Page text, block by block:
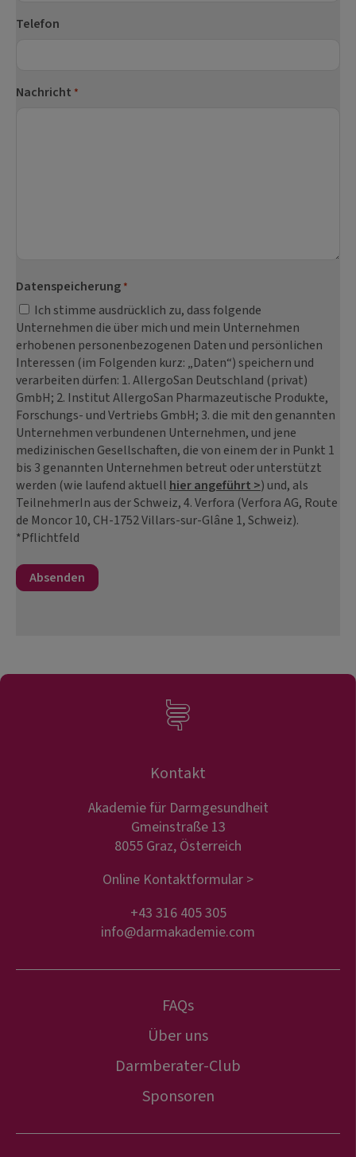
Telefon
Nachricht *
Datenspeicherung *
Ich stimme ausdrücklich zu, dass folgende
Unternehmen die über mich und mein Unternehmen
erhobenen personenbezogenen Daten und persönlichen
Interessen (im Folgenden kurz: „Daten“) speichern und
verarbeiten dürfen: 1. AllergoSan Deutschland (privat)
GmbH; 2. Institut AllergoSan Pharmazeutische Produkte,
Forschungs- und Vertriebs GmbH; 3. die mit den genannten
Unternehmen verbundenen Unternehmen, und jene
medizinischen Gesellschaften, die von einem der in Punkt 1
bis 3 genannten Unternehmen betreut oder unterstützt
werden (wie laufend aktuell hier angeführt >) und, als
TeilnehmerIn aus der Schweiz, 4. Verfora (Verfora AG, Route
de Moncor 10, CH-1752 Villars-sur-Glâne 1, Schweiz).
*Pflichtfeld
Kontakt
Akademie für Darmgesundheit
Gmeinstraße 13
8055 Graz, Österreich
Online Kontaktformular >
+43 316 405 305
info@darmakademie.com
FAQs
Über uns
Darmberater-Club
Sponsoren